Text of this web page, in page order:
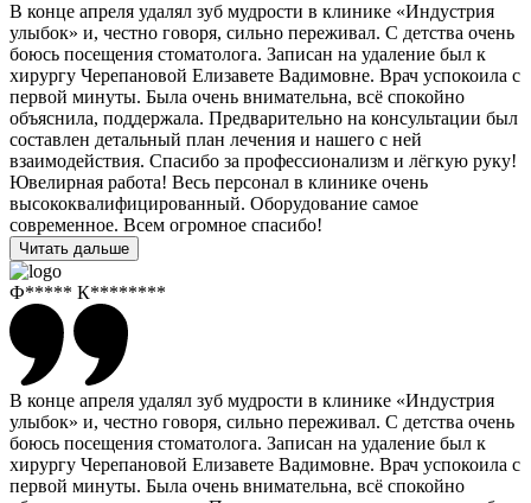
В конце апреля удалял зуб мудрости в клинике «Индустрия
улыбок» и, честно говоря, сильно переживал. С детства очень
боюсь посещения стоматолога. Записан на удаление был к
хирургу Черепановой Елизавете Вадимовне. Врач успокоила с
первой минуты. Была очень внимательна, всё спокойно
объяснила, поддержала. Предварительно на консультации был
составлен детальный план лечения и нашего с ней
взаимодействия. Спасибо за профессионализм и лёгкую руку!
Ювелирная работа! Весь персонал в клинике очень
высококвалифицированный. Оборудование самое
современное. Всем огромное спасибо!
Читать дальше
Ф***** К********
В конце апреля удалял зуб мудрости в клинике «Индустрия
улыбок» и, честно говоря, сильно переживал. С детства очень
боюсь посещения стоматолога. Записан на удаление был к
хирургу Черепановой Елизавете Вадимовне. Врач успокоила с
первой минуты. Была очень внимательна, всё спокойно